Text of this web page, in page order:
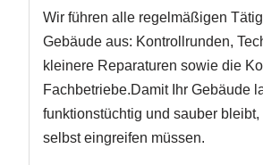
Wir führen alle regelmäßigen
Gebäude aus: Kontrollrunden,
kleinere Reparaturen sowie die
Fachbetriebe.Damit Ihr Gebäude
funktionstüchtig und sauber
selbst eingreifen müssen.